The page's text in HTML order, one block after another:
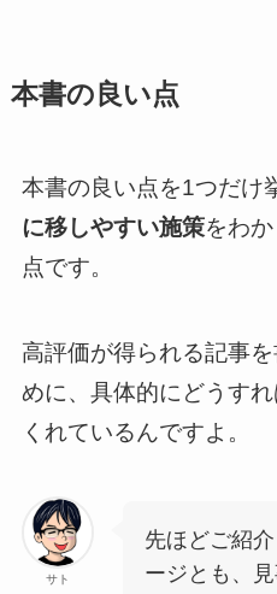
本書の良い点
本書の良い点を1つだけ
に移しやすい施策をわ
点です。
高評価が得られる記事
めに、具体的にどうす
くれているんですよ。
サト
先ほどご紹
ージとも、